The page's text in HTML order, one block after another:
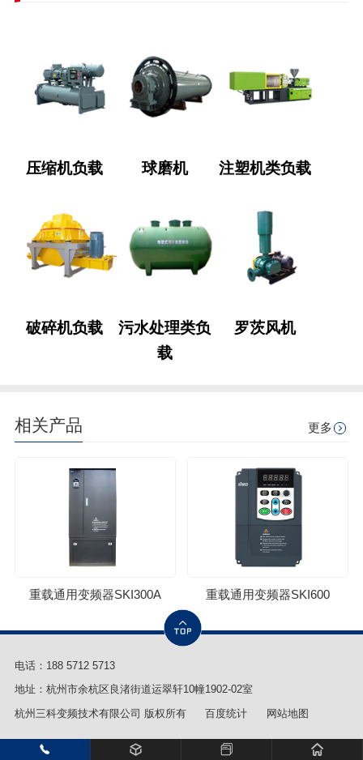
压缩机负载 球磨机 注塑机类负载
破碎机负载
污水处理类负
载
罗茨风机
相关产品 更多
重载通用变频器SKI300A 重载通用变频器SKI600
电话： 188 5712 5713
地址：杭州市余杭区良渚街道运翠轩10幢1902-02室
杭州三科变频技术有限公司 版权所有
百度统计 网站地图